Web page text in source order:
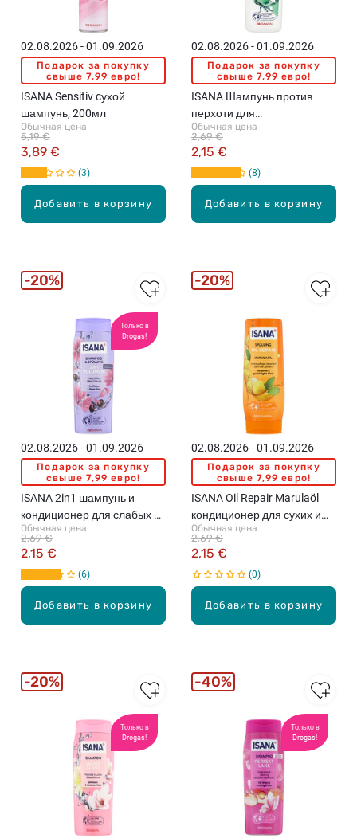
Добавить в корзину
02.08.2026 - 01.09.2026
Подарок за покупку
свыше 7,99 евро!
ISANA Sensitiv cухой
шампунь, 200мл
Обычная цена
3,89 €
5,19 €
3
Добавить в корзину
02.08.2026 - 01.09.2026
Подарок за покупку
свыше 7,99 евро!
ISANA Шампунь против
перхоти для
чувствительной кожи
головы с эвкалиптовым
Обычная цена
2,15 €
2,69 €
8
Только в
Drogas!
Добавить в корзину
02.08.2026 - 01.09.2026
Подарок за покупку
свыше 7,99 евро!
ISANA 2in1 шампунь и
кондиционер для слабых и
тонких волос, 300мл
Обычная цена
2,15 €
2,69 €
6
20%
Добавить в корзину
02.08.2026 - 01.09.2026
Подарок за покупку
свыше 7,99 евро!
ISANA Oil Repair Marulaöl
кондиционер для сухих и
поврежденных волос,
300мл
Обычная цена
2,15 €
2,69 €
0
20%
Только в
Drogas!
20%
Только в
Drogas!
40%